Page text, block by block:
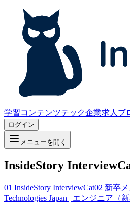
学習コンテンツテック企業求人 ブ
ログイン
メニューを開く
InsideStory
01 InsideStory InterviewCat02 新卒
Technologies Japan | エンジニア（